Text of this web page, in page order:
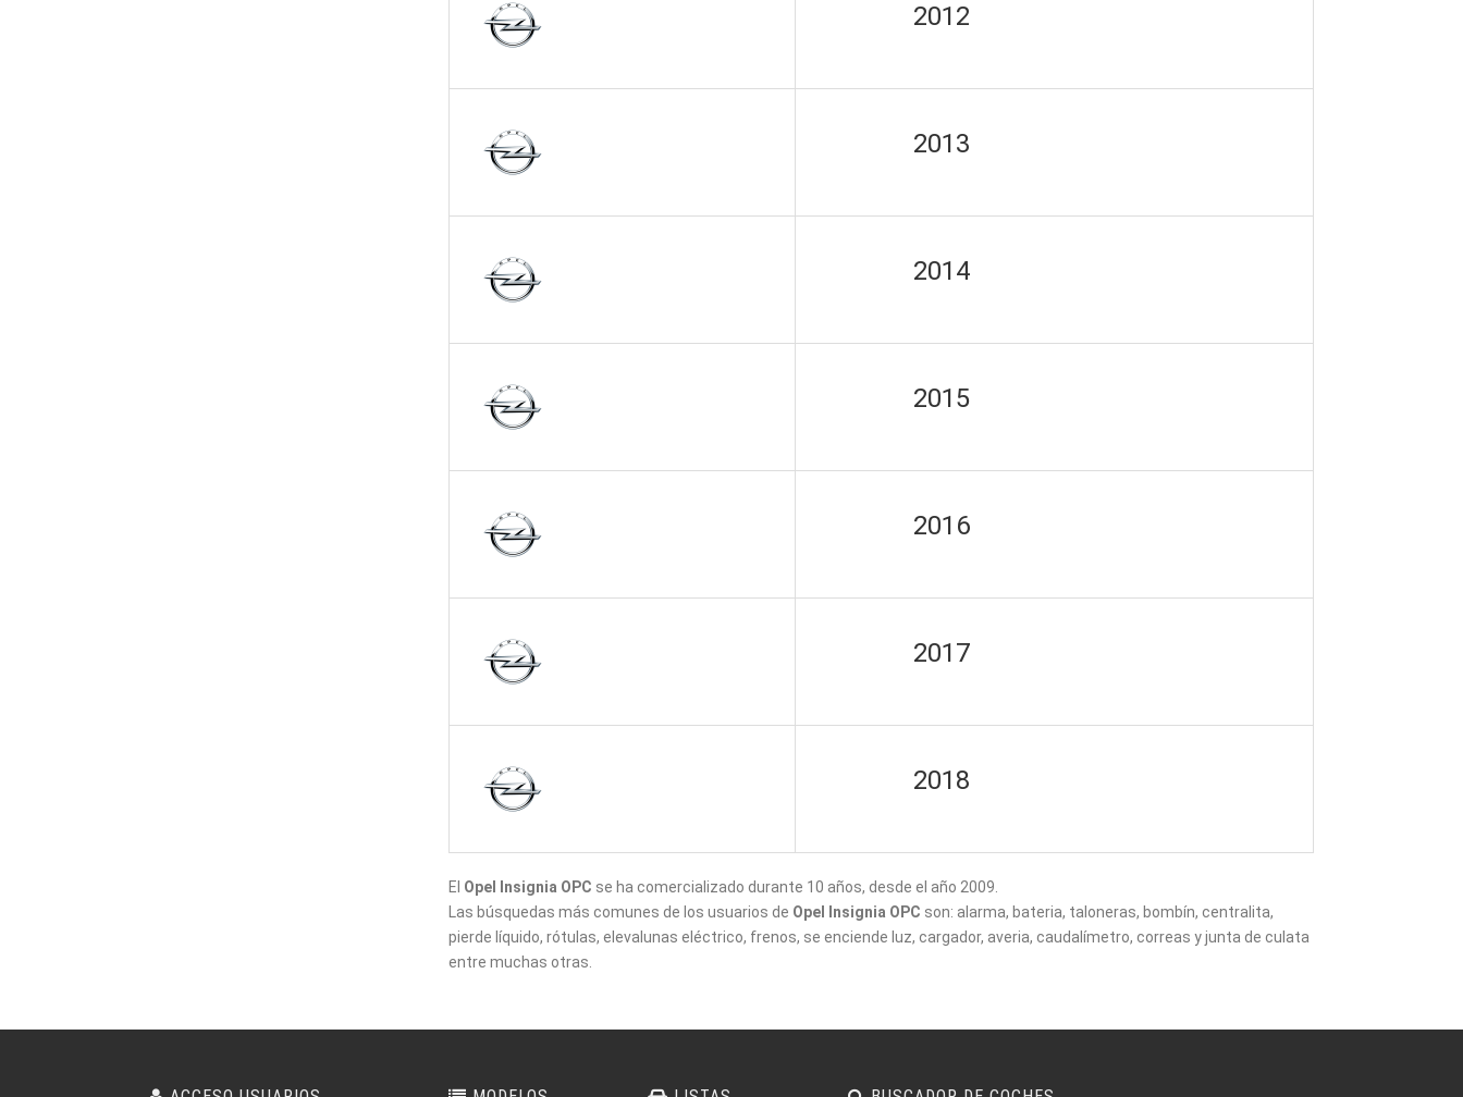
2012
2013
2014
2015
2016
2017
2018
El Opel Insignia OPC se ha comercializado durante 10 años, desde el año 2009.
Las búsquedas más comunes de los usuarios de Opel Insignia OPC son: alarma, bateria, taloneras, bombín, centralita,
pierde líquido, rótulas, elevalunas eléctrico, frenos, se enciende luz, cargador, averia, caudalímetro, correas y junta de culata
entre muchas otras.